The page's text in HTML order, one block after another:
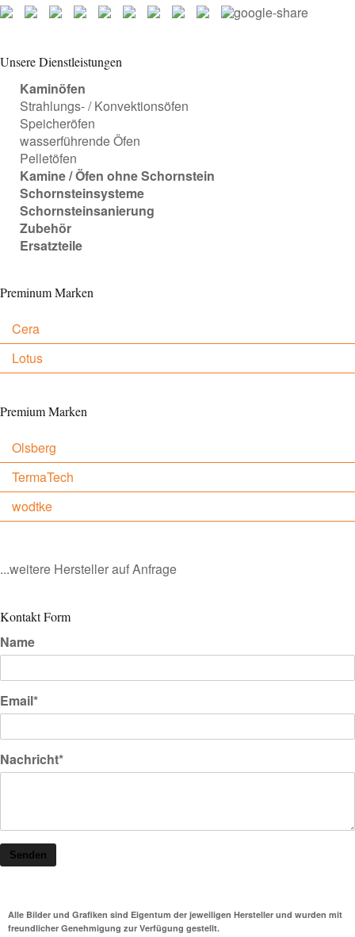
Unsere Dienstleistungen
Kaminöfen
Strahlungs- / Konvektionsöfen
Speicheröfen
wasserführende Öfen
Pelletöfen
Kamine / Öfen ohne Schornstein
Schornsteinsysteme
Schornsteinsanierung
Zubehör
Ersatzteile
Preminum Marken
Cera
Lotus
Premium Marken
Olsberg
TermaTech
wodtke
...weitere Hersteller auf Anfrage
Kontakt Form
Name
Email*
Nachricht*
Senden
Alle Bilder und Grafiken sind Eigentum der jeweiligen Hersteller und wurden mit
freundlicher Genehmigung zur Verfügung gestellt.